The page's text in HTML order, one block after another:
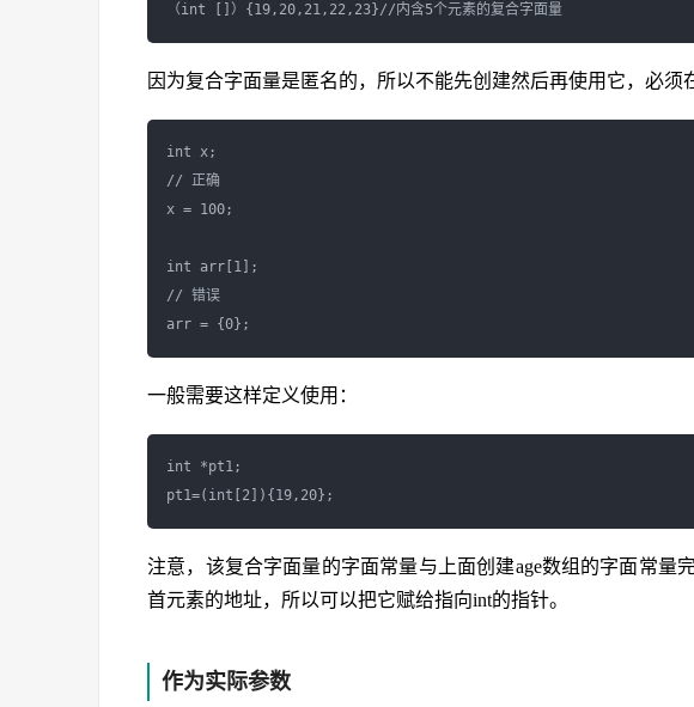
因为复合字面量是匿名的，所以不能先创建然后再使用它，必须
int x;
// 正确
x = 100;
int arr[1];
// 错误
一般需要这样定义使用：
int *pt1;
注意，该复合字面量的字面常量与上面创建age数组的字面常量
首元素的地址，所以可以把它赋给指向int的指针。
作为实际参数